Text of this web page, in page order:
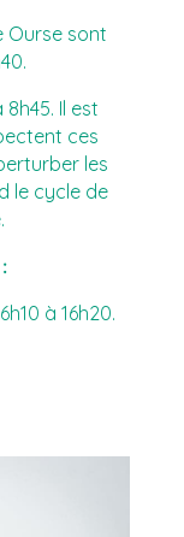
Ourse sont
Il est
ces
les
le cycle de
à 16h20.